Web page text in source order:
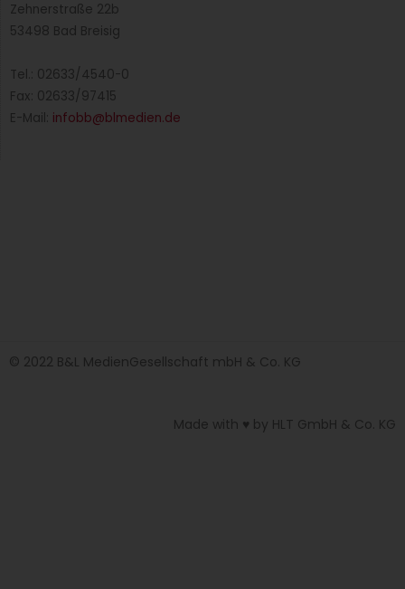
Zehnerstraße 22b
53498 Bad Breisig
Tel.: 02633/4540-0
Fax: 02633/97415
E-Mail: infobb@blmedien.de
© 2022 B&L MedienGesellschaft mbH & Co. KG
Made with ♥ by HLT GmbH & Co. KG